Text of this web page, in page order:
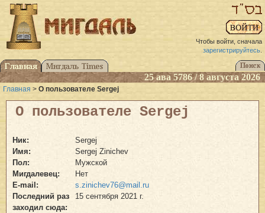
Чтобы войти, сначала
зарегистрируйтесь.
25 ава 5786 / 8 августа 2026
Главная > О пользователе Sergej
О пользователе Sergej
Ник:
Sergej
Имя:
Sergej Zinichev
Пол:
Мужской
Мигдалевец:
Нет
E-mail:
s.zinichev76@mail.ru
Последний раз
заходил сюда:
15 сентября 2021 г.